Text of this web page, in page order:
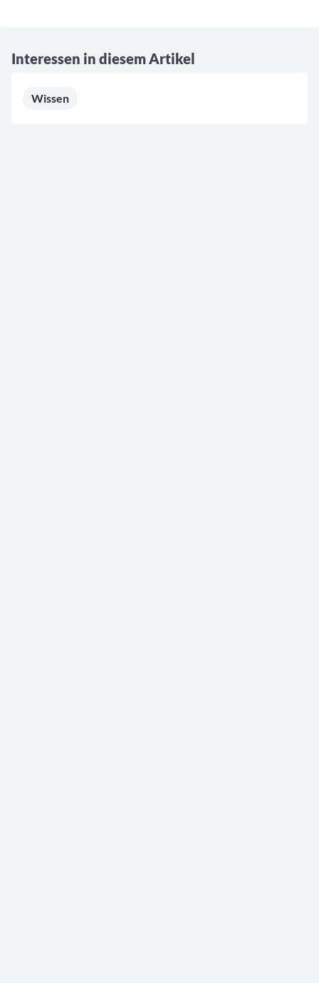
Interessen in diesem Artikel
Wissen